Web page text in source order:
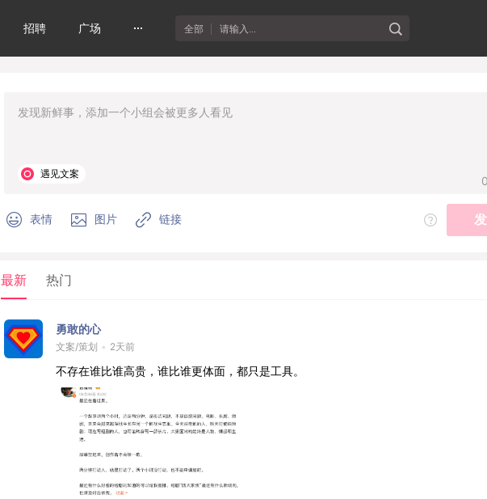
招聘 广场 全部 请输入...
遇见文案
表情 图片 链接
最新 热门
勇敢的心
文案/策划 • 2天前
不存在谁比谁高贵，谁比谁更体面，都只是工具。